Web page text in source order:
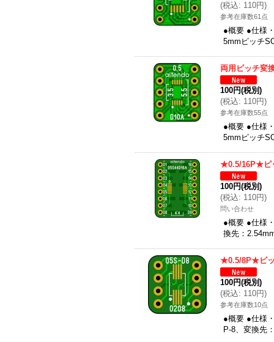
(税込: 110円)
参考在庫数61点
●概要 ●仕様
5mmピッチ
両用ピッチ変
100円(税別)
(税込: 110円)
参考在庫数55点
●概要 ●仕様
5mmピッチ
★0.5/16P★ピ
100円(税別)
(税込: 110円)
問い合わせ
●概要 ●仕様
換先：
★0.5/8P★ピッ
100円(税別)
(税込: 110円)
参考在庫数10点
●概要 ●仕様
P-8、変換先